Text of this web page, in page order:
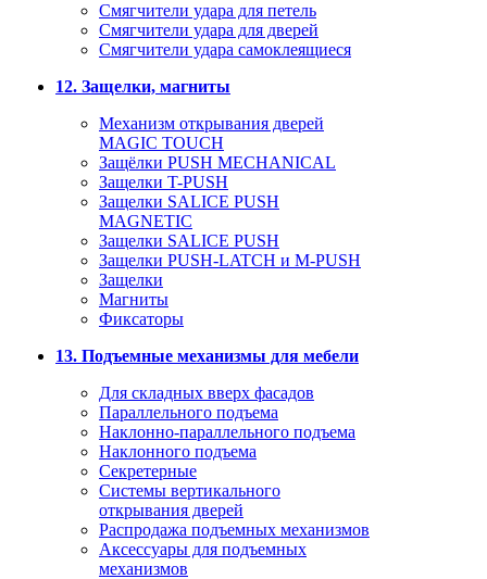
Смягчители удара для петель
Смягчители удара для дверей
Cмягчители удара самоклеящиеся
12. Защелки, магниты
Механизм открывания дверей
MAGIC TOUCH
Защёлки PUSH MECHANICAL
Защелки T-PUSH
Защелки SALICE PUSH
MAGNETIC
Защелки SALICE PUSH
Защелки PUSH-LATCH и M-PUSH
Защелки
Магниты
Фиксаторы
13. Подъемные механизмы для мебели
Для складных вверх фасадов
Параллельного подъема
Наклонно-параллельного подъема
Наклонного подъема
Секретерные
Системы вертикального
открывания дверей
Распродажа подъемных механизмов
Аксессуары для подъемных
механизмов